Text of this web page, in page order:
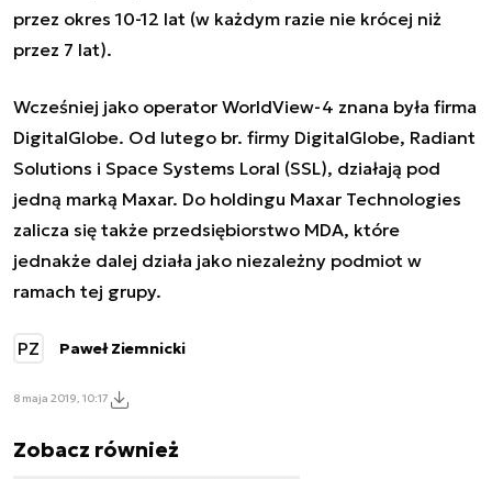
przez okres 10-12 lat (w każdym razie nie krócej niż
przez 7 lat).
Wcześniej jako operator WorldView-4 znana była firma
DigitalGlobe. Od lutego br. firmy DigitalGlobe, Radiant
Solutions i Space Systems Loral (SSL), działają pod
jedną marką Maxar. Do holdingu Maxar Technologies
zalicza się także przedsiębiorstwo MDA, które
jednakże dalej działa jako niezależny podmiot w
ramach tej grupy.
PZ Paweł Ziemnicki
8 maja 2019, 10:17
Zobacz również